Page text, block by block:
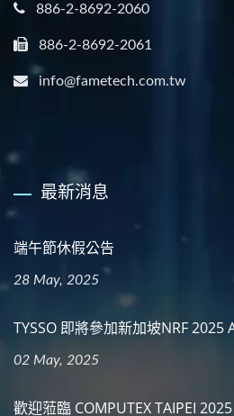
886-2-8692-2060
886-2-8692-2061
info@fametech.com.tw
最新消息
端午節休假公告
28 May, 2025
TYSSO 即將參加新加坡NRF 2025
02 May, 2025
歡迎蒞臨 COMPUTEX TAIPEI